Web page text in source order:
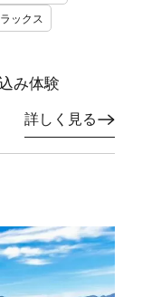
ックス
み体験
詳しく見る